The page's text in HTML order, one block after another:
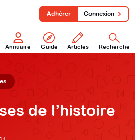
Annuaire Guide Articles Recherche
Adhérer Connexion
de l’histoire